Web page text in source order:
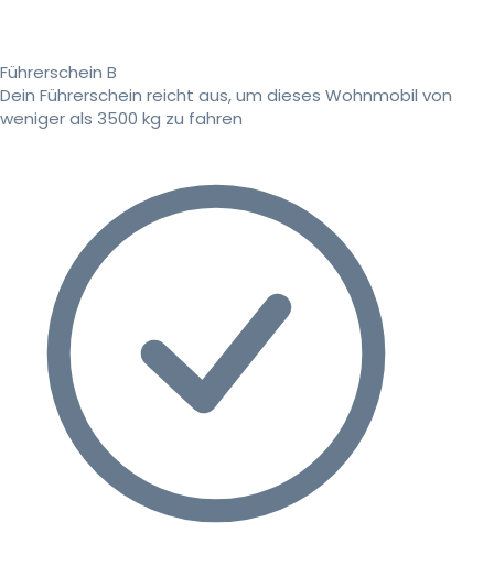
Führerschein B
Dein Führerschein reicht aus, um dieses Wohnmobil von
weniger als 3500 kg zu fahren